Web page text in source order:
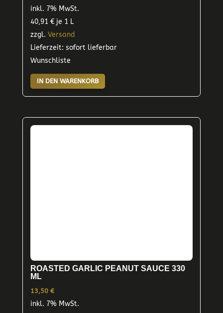
inkl. 7% MwSt.
40,91 €je 1 L
zzgl. Versand
Lieferzeit: sofort lieferbar
Wunschliste
IN DEN WARENKORB
ROASTED GARLIC PEANUT SAUCE 330
ML
13,50 €
inkl. 7% MwSt.